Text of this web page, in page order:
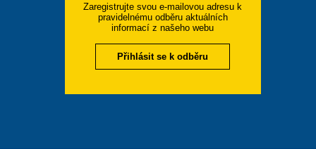
Zaregistrujte svou e-mailovou adresu k
pravidelnému odběru aktuálních
informací z našeho webu
Přihlásit se k odběru